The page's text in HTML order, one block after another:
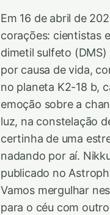
Em 16 de abril de
corações: cientistas
dimetil sulfeto (DMS)
por causa de vida,
no planeta K2-18 b,
emoção sobre a
luz, na constelação
certinha de uma
nadando por aí.
publicado no
Vamos mergulhar
para o céu com